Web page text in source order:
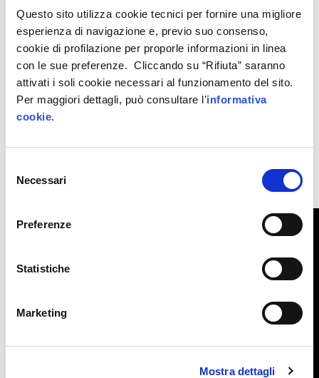
Questo sito utilizza cookie tecnici per fornire una migliore
esperienza di navigazione e, previo suo consenso,
cookie di profilazione per proporle informazioni in linea
con le sue preferenze. Cliccando su “Rifiuta” saranno
attivati i soli cookie necessari al funzionamento del sito.
Per maggiori dettagli, può consultare l’informativa
cookie.
delNecessari
Preferenze
Statistiche
Marketing
Mostra dettagli
filiera edile, come diversi sono gli aspetti da
tenere in considerazione: mobilità e abitudini
consolidate, risorse e spazi disponibili, reti di
comunicazioni e nuove tecnologie. E di sfide e
opportunità future hanno discusso anche il
direttore deLa RepubblicaMaurizio Molinari,
l’economista Enrico Giovannini e l’architetto
Massimiliano Fuksas, ospiti dell’incontro.
Qui il video completo